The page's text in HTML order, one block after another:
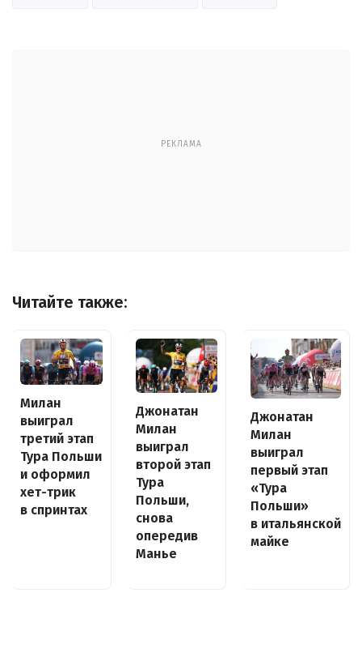
РЕКЛАМА
Читайте также:
Милан
выиграл
третий этап
Тура Польши
и оформил
хет-трик
в спринтах
Джонатан
Милан
выиграл
второй этап
Тура
Польши,
снова
опередив
Манье
Джонатан
Милан
выиграл
первый этап
«Тура
Польши»
в итальянской
майке